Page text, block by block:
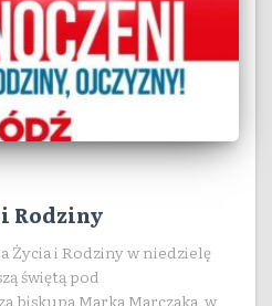
Rodziny
Życia i Rodziny w niedzielę
świętą pod
biskupa Marka Marczaka w